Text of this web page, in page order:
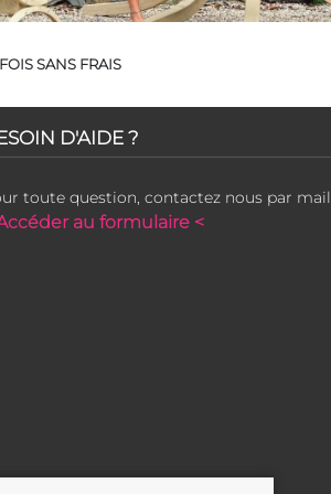
SANS FRAIS
D'AIDE ?
toute question, contactez nous par mail
au formulaire <